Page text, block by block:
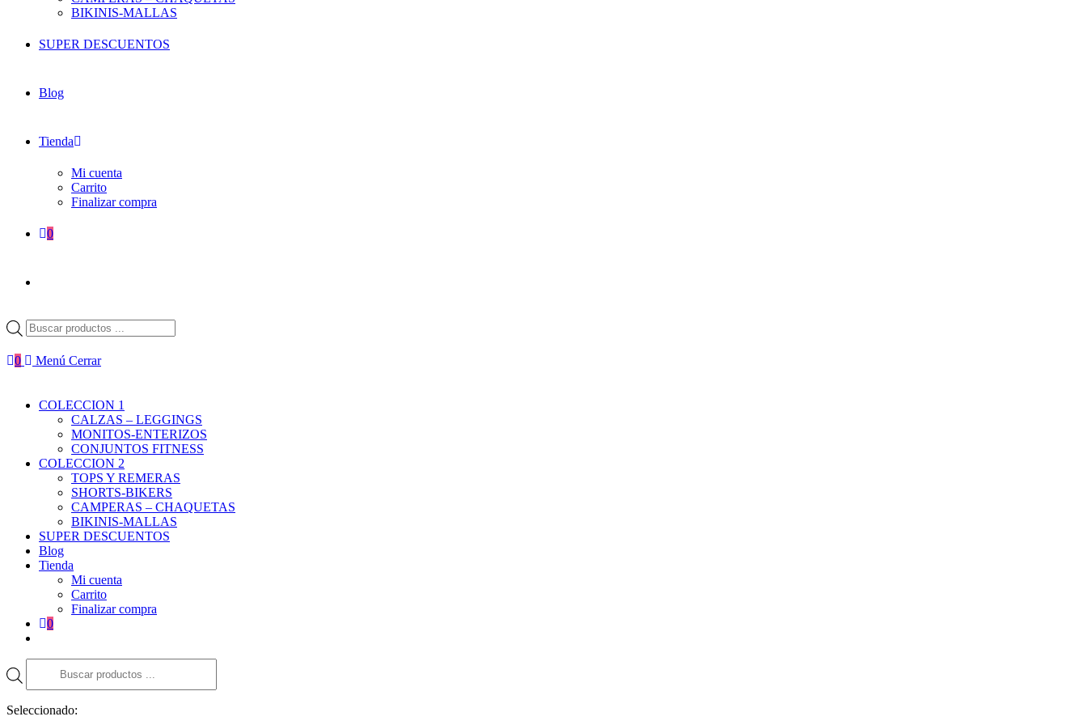
BIKINIS-MALLAS
SUPER DESCUENTOS
Blog
Tienda
Mi cuenta
Carrito
Finalizar compra
0
Búsqueda
de
productos
0 Menú Cerrar
COLECCION 1
CALZAS – LEGGINGS
MONITOS-ENTERIZOS
CONJUNTOS FITNESS
COLECCION 2
TOPS Y REMERAS
SHORTS-BIKERS
CAMPERAS – CHAQUETAS
BIKINIS-MALLAS
SUPER DESCUENTOS
Blog
Tienda
Mi cuenta
Carrito
Finalizar compra
0
productos
Seleccionado: